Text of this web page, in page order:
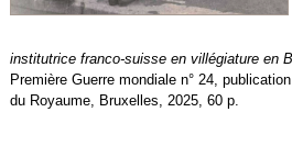
institutrice franco-suisse en villégiature en
Première Guerre mondiale n° 24,
du Royaume, Bruxelles, 2025, 60 p.